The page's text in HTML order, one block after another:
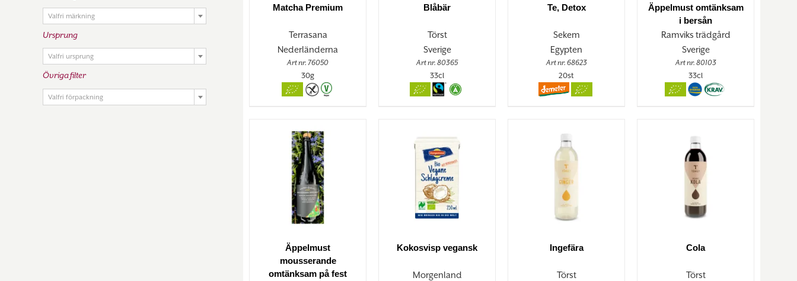
Matcha Premium
Terrasana
Nederländerna
Art nr. 76050
30g
Blåbär
Törst
Sverige
Art nr. 80365
33cl
Te, Detox
Sekem
Egypten
Art nr. 68623
20st
Äppelmust omtänksam
i bersån
Ramviks trädgård
Sverige
Art nr. 80103
33cl
Äppelmust
mousserande
omtänksam på fest
Kokosvisp vegansk
Morgenland
Ingefära
Törst
Cola
Törst
Valfri märkning
Ursprung
Valfri ursprung
Övriga filter
Valfri förpackning